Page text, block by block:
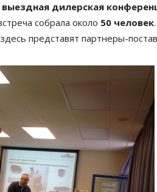
выездная дилерская
собрала около 50 человек.
представят партнеры-